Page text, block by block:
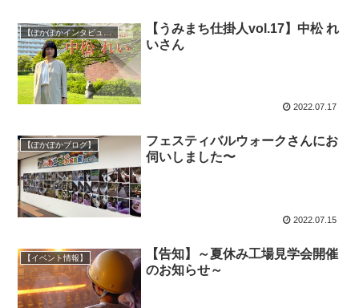
【ぽかぽかインタビュー】
【うみまち仕掛人vol.17】中松 れ
いさん
2022.07.17
【ぽかぽかブログ】
フェスティバルウォークさんにお
伺いしました〜
2022.07.15
【イベント情報】
【告知】～夏休み工場見学会開催
のお知らせ～